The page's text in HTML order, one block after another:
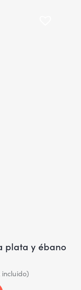
plata y ébano
incluido)